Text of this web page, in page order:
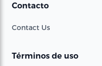
Contacto
Contact Us
Términos de uso